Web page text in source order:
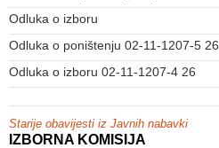
Odluka o izboru
Odluka o poništenju 02-11-1207-5 26
Odluka o izboru 02-11-1207-4 26
Starije obavijesti iz Javnih nabavki
IZBORNA KOMISIJA